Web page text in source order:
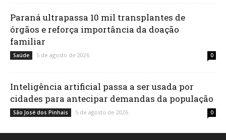
Paraná ultrapassa 10 mil transplantes de
órgãos e reforça importância da doação
familiar
Saúde 5 de agosto de 2026 0
Inteligência artificial passa a ser usada por
cidades para antecipar demandas da população
São José dos Pinhais 5 de agosto de 2026 0